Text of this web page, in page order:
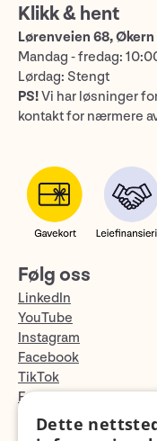
Klikk & hent
Lørenveien 68, Økern
Mandag - fredag:
Lørdag: Stengt
PS!Vi har løsninger
kontakt for nærmere
Følg oss
LinkedIn
YouTube
Instagram
Facebook
TikTok
Fotopodden
Med forbehold om skrive- og lagerfeil
Dette